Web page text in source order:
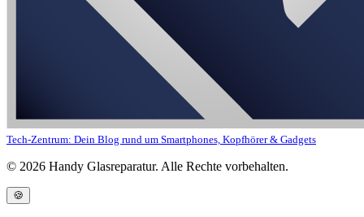
Tech-Zentrum: Dein Blog rund um Smartphones, Kopfhörer & Gadgets
© 2026 Handy Glasreparatur. Alle Rechte vorbehalten.
🍪